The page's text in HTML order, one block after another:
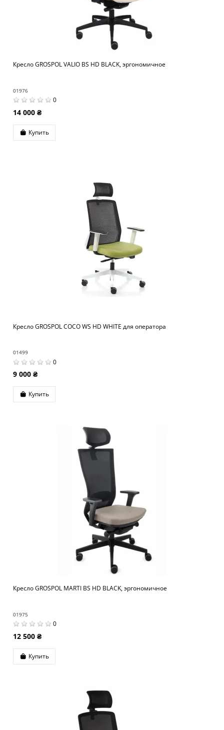
Кресло GROSPOL VALIO BS HD BLACK, эргономичное
01976
0
14 000 ₴
Купить
Кресло GROSPOL COCO WS HD WHITE для оператора
01499
0
9 000 ₴
Купить
Кресло GROSPOL MARTI BS HD BLACK, эргономичное
01975
0
12 500 ₴
Купить